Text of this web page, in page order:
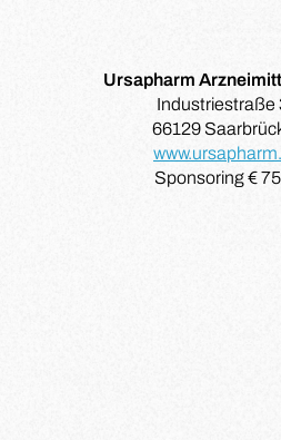
Ursapharm
Industriestraße
66129
Sponsoring €